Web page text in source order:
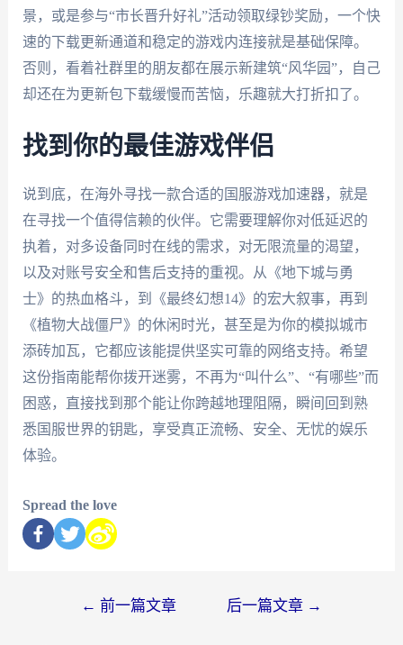
景，或是参与“市长晋升好礼”活动领取绿钞奖励，一个快
速的下载更新通道和稳定的游戏内连接就是基础保障。
否则，看着社群里的朋友都在展示新建筑“风华园”，自己
却还在为更新包下载缓慢而苦恼，乐趣就大打折扣了。
找到你的最佳游戏伴侣
说到底，在海外寻找一款合适的国服游戏加速器，就是
在寻找一个值得信赖的伙伴。它需要理解你对低延迟的
执着，对多设备同时在线的需求，对无限流量的渴望，
以及对账号安全和售后支持的重视。从《地下城与勇
士》的热血格斗，到《最终幻想14》的宏大叙事，再到
《植物大战僵尸》的休闲时光，甚至是为你的模拟城市
添砖加瓦，它都应该能提供坚实可靠的网络支持。希望
这份指南能帮你拨开迷雾，不再为“叫什么”、“有哪些”而
困惑，直接找到那个能让你跨越地理阻隔，瞬间回到熟
悉国服世界的钥匙，享受真正流畅、安全、无忧的娱乐
体验。
Spread the love
← 前一篇文章 后一篇文章 →